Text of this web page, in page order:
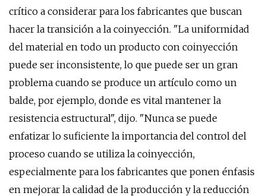
crítico a considerar para los fabricantes que buscan
hacer la transición a la coinyección. "La uniformidad
del material en todo un producto con coinyección
puede ser inconsistente, lo que puede ser un gran
problema cuando se produce un artículo como un
balde, por ejemplo, donde es vital mantener la
resistencia estructural", dijo. "Nunca se puede
enfatizar lo suficiente la importancia del control del
proceso cuando se utiliza la coinyección,
especialmente para los fabricantes que ponen énfasis
en mejorar la calidad de la producción y la reducción